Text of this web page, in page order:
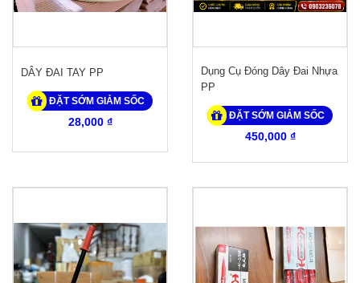
DÂY ĐAI TAY PP
ĐẶT SỚM GIẢM SỐC
28,000 ₫
Dụng Cụ Đóng Dây Đai Nhựa
PP
ĐẶT SỚM GIẢM SỐC
450,000 ₫